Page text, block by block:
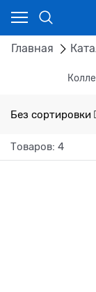
Главная
Без сортировки
Товаров: 4